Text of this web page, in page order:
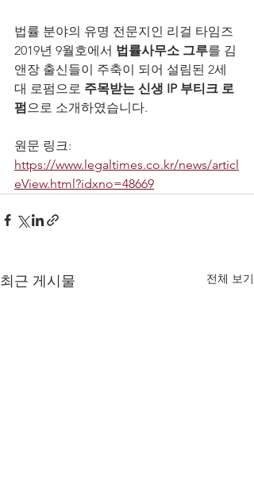
법률 분야의 유명 전문지인 리걸 타임즈
2019년 9월호에서 법률사무소 그루를 김
앤장 출신들이 주축이 되어 설림된 2세
대 로펌으로 주목받는 신생 IP 부티크 로
펌으로 소개하였습니다.
원문 링크:
https://www.legaltimes.co.kr/news/articl
eView.html?idxno=48669
최근 게시물 전체 보기